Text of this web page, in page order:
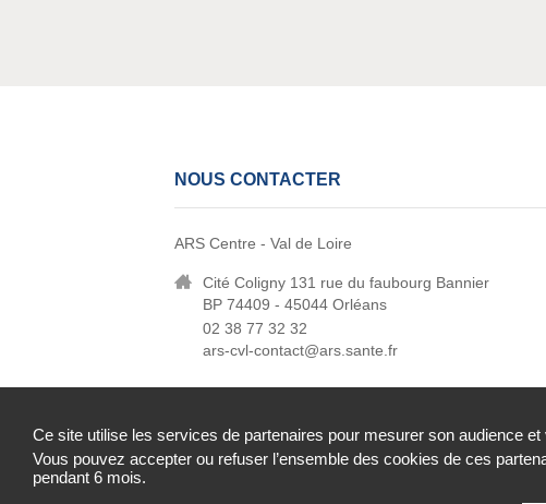
Ce site utilise les services de partenaires pour mesurer son audience
Vous pouvez accepter ou refuser l’ensemble des cookies de ces
pendant 6 mois.
NOUS CONTACTER
ARS Centre - Val de Loire
Cité Coligny 131 rue du faubourg Bannier
BP 74409 - 45044 Orléans
02 38 77 32 32
ars-cvl-contact@ars.sante.fr
Mentions légales Contact Données personnelles